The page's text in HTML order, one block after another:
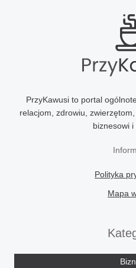
PrzyKawusi to portal
relacjom, zdrowiu,
biznesowi i
Polityka
Mapa